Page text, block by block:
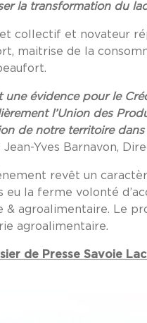
la transformation du
collectif et novateur
maitrise de la
une évidence pour le
l’Union des
de notre territoire
Jean-Yves Barnavon,
revêt un
eu la ferme volonté
& agroalimentaire. Le
agroalimentaire.
de Presse Savoie